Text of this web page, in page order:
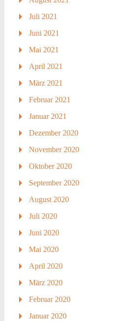
Juli 2021
Juni 2021
Mai 2021
April 2021
März 2021
Februar 2021
Januar 2021
Dezember 2020
November 2020
Oktober 2020
September 2020
August 2020
Juli 2020
Juni 2020
Mai 2020
April 2020
März 2020
Februar 2020
Januar 2020